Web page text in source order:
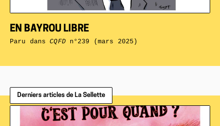
EN BAYROU LIBRE
Paru dansCQFDn°239 (mars 2025)
Derniers articles de La Sellette